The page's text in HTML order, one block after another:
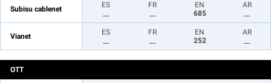
Subisu cablenet
ES
FR
EN
685
AR
Vianet
ES
FR
EN
252
AR
OTT